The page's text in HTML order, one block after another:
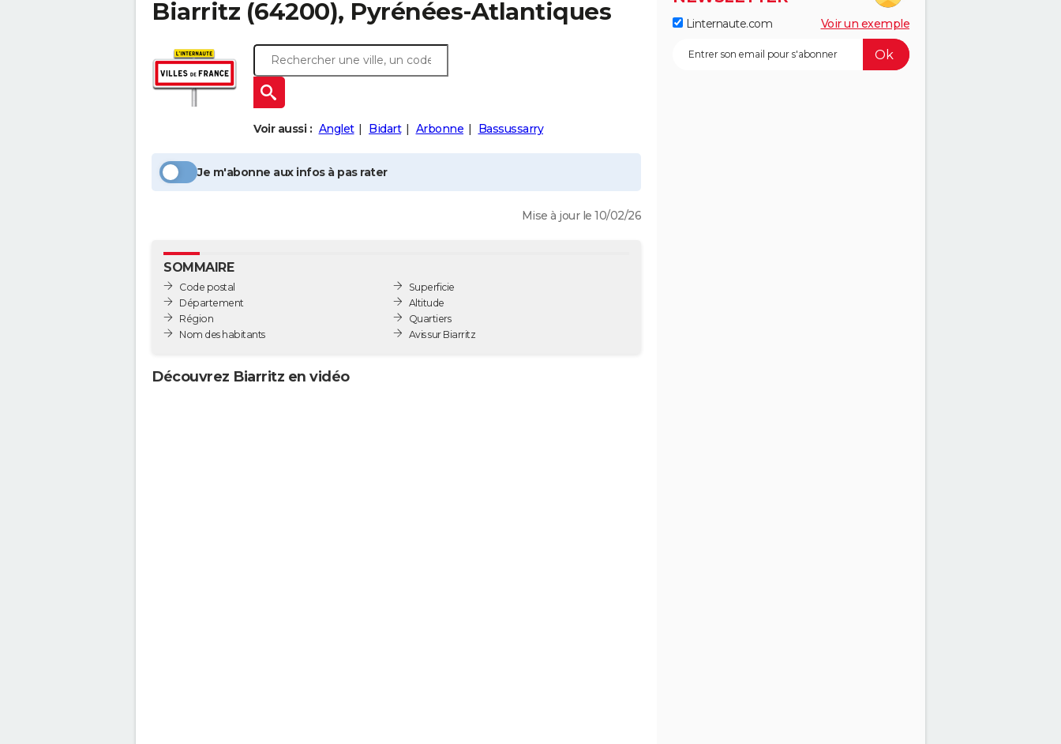
Biarritz (64200), Pyrénées-Atlantiques
Voir aussi : Anglet Bidart Arbonne Bassussarry
Je m'abonne aux infos à pas rater
Mise à jour le 10/02/26
SOMMAIRE
Code postal
Département
Région
Nom des habitants
Superficie
Altitude
Quartiers
Avis sur Biarritz
Découvrez Biarritz en vidéo
Linternaute.com Voir un exemple